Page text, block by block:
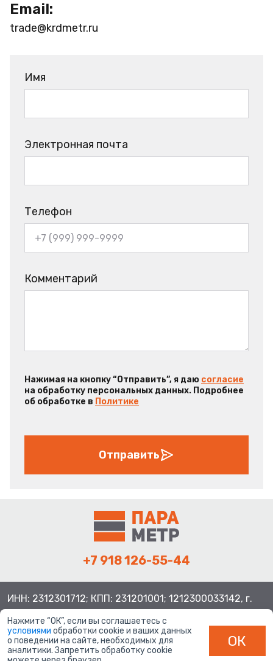
Email:
trade@krdmetr.ru
Имя
Электронная почта
Телефон
Комментарий
Нажимая на кнопку “Отправить”, я даю согласие
на обработку персональных данных. Подробнее
об обработке в Политике
Отправить
+7 918 126-55-44
ИНН: 2312301712; КПП: 231201001; 1212300033142, г.
Нажмите “ОК”, если вы соглашаетесь с
условиями обработки cookie и ваших данных
о поведении на сайте, необходимых для
аналитики. Запретить обработку cookie
ОК